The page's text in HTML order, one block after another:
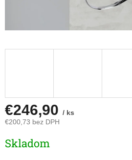
€246,90 / ks
€200,73 bez DPH
cena:
Skladom